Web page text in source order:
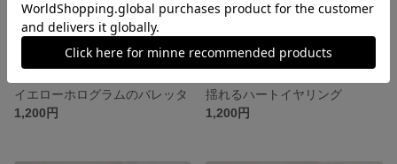
イエローホログラムのバレッタ
1,200円
揺れるハートイヤリング
1,200円